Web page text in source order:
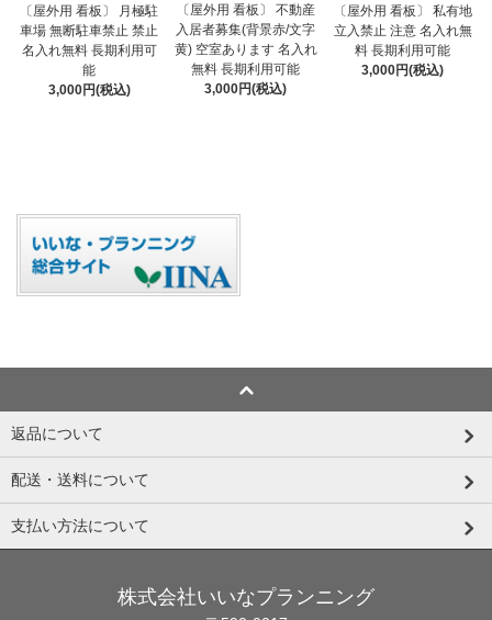
〔屋外用 看板〕 月極駐
車場 無断駐車禁止 禁止
名入れ無料 長期利用可
能
3,000円(税込)
〔屋外用 看板〕 不動産
入居者募集(背景赤/文字
黄) 空室あります 名入れ
無料 長期利用可能
3,000円(税込)
〔屋外用 看板〕 私有地
立入禁止 注意 名入れ無
料 長期利用可能
3,000円(税込)
返品について
配送・送料について
支払い方法について
株式会社いいなプランニング